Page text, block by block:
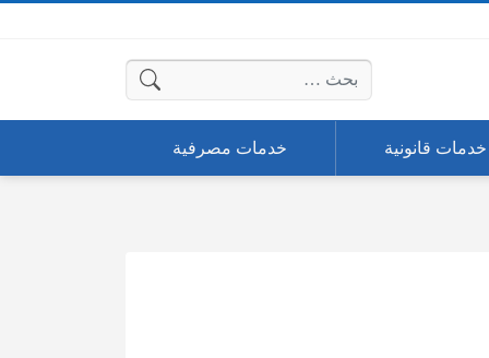
البحث عن:
خدمات قانونية خدمات مصرفية